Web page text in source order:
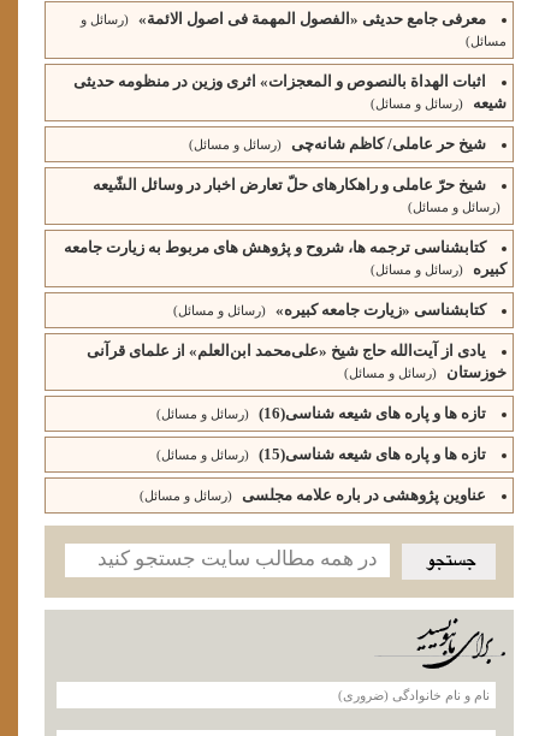
معرفی جامع حدیثی «الفصول المهمة فی اصول الائمة»
(رسائل و
مسائل)
اثبات الهداة بالنصوص و المعجزات» اثری وزین در منظومه حدیثی
شیعه
(رسائل و مسائل)
شیخ حر عاملی/ کاظم شانه‌چی (رسائل و مسائل)
شیخ حرّ عاملی و راهکارهای حلّ تعارض اخبار در وسائل الشّیعه
(رسائل و مسائل)
کتابشناسی ترجمه ها، شروح و پژوهش های مربوط به زیارت جامعه
کبیره
(رسائل و مسائل)
کتابشناسی «زیارت جامعه کبیره» (رسائل و مسائل)
یادی از آیت‌الله حاج شیخ «علی‌محمد ابن‌العلم» از علمای قرآنی
خوزستان
(رسائل و مسائل)
تازه ها و پاره های شیعه شناسی(16) (رسائل و مسائل)
تازه ها و پاره های شیعه شناسی(15) (رسائل و مسائل)
عناوین پژوهشی در باره علامه مجلسی (رسائل و مسائل)